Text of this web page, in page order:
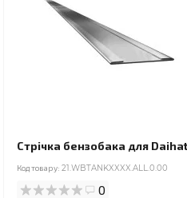
Стрічка бензобака для
Код товару: 21.WBTANKXXXX.ALL.0.00
0